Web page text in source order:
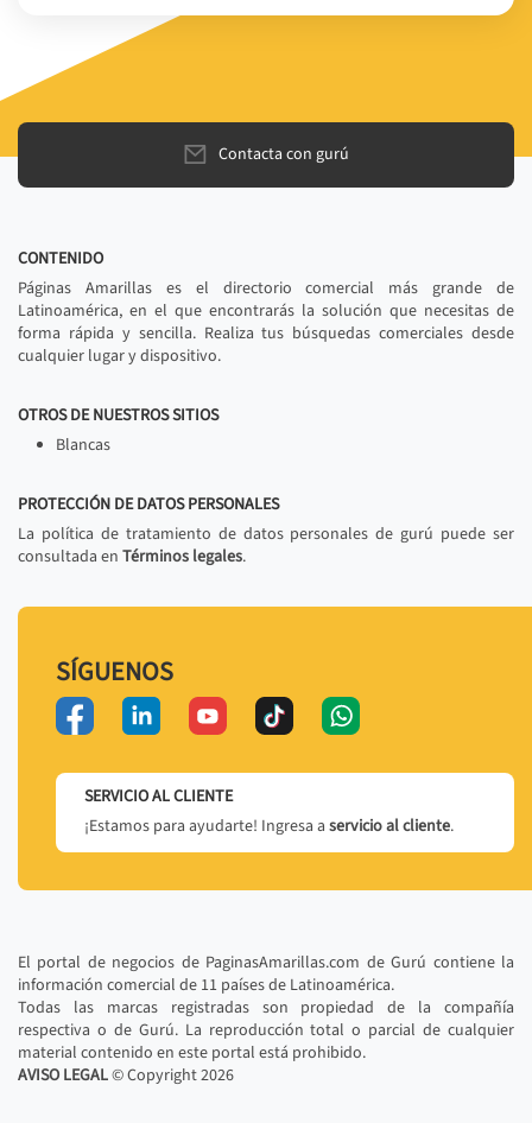
Contacta con gurú
CONTENIDO
Páginas Amarillas es el directorio comercial más grande de
Latinoamérica, en el que encontrarás la solución que necesitas de
forma rápida y sencilla. Realiza tus búsquedas comerciales desde
cualquier lugar y dispositivo.
OTROS DE NUESTROS SITIOS
Blancas
PROTECCIÓN DE DATOS PERSONALES
La política de tratamiento de datos personales de gurú puede ser
consultada en Términos legales.
SÍGUENOS
SERVICIO AL CLIENTE
¡Estamos para ayudarte! Ingresa a servicio al cliente.
El portal de negocios de PaginasAmarillas.com de Gurú contiene la
información comercial de 11 países de Latinoamérica.
Todas las marcas registradas son propiedad de la compañía
respectiva o de Gurú. La reproducción total o parcial de cualquier
material contenido en este portal está prohibido.
AVISO LEGAL© Copyright2026